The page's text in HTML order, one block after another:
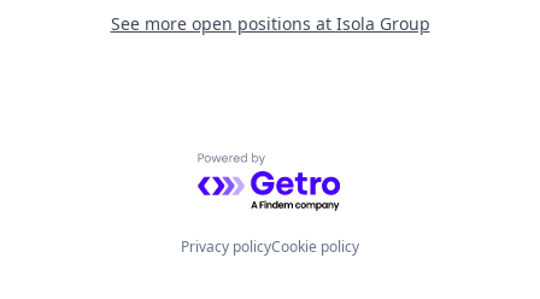
See more open positions at Isola Group
Powered by Getro.com
Privacy policyCookie policy